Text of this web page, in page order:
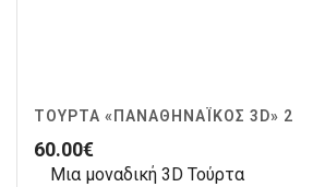
ΤΟΎΡΤΑ «ΠΑΝΑΘΗΝΑΪΚΌΣ 3D» 2
60.00€
Μια μοναδική 3D Τούρτα